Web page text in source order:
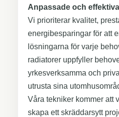
Anpassade och
Vi prioriterar kvalitet,
energibesparingar för att
lösningarna för varje
radiatorer uppfyller
yrkesverksamma och
utrusta sina
Våra tekniker kommer att
skapa ett skräddarsytt